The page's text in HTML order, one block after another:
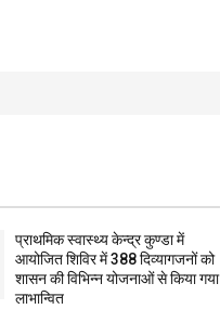
प्राथमिक स्वास्थ्य केन्द्र कुण्डा में
आयोजित शिविर में 388 दिव्यागजनों को
शासन की विभिन्न योजनाओं से किया गया
लाभान्वित